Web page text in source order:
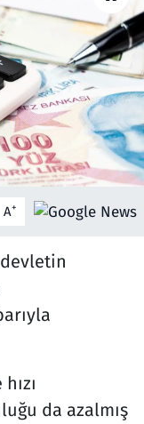
A+
devletin
da azalmış